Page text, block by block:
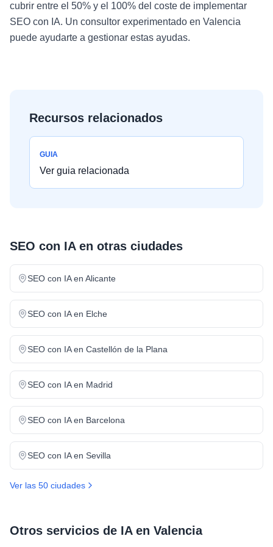
cubrir entre el 50% y el 100% del coste de implementar
SEO con IA. Un consultor experimentado en Valencia
puede ayudarte a gestionar estas ayudas.
Recursos relacionados
GUIA
Ver guia relacionada
SEO con IAen otras ciudades
SEO con IAen Alicante
SEO con IAen Elche
SEO con IAen Castellón de la Plana
SEO con IAen Madrid
SEO con IAen Barcelona
SEO con IAen Sevilla
Ver las 50 ciudades
Otros servicios de IA en Valencia